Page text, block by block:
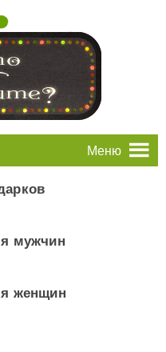
Меню
мужчин
женщин